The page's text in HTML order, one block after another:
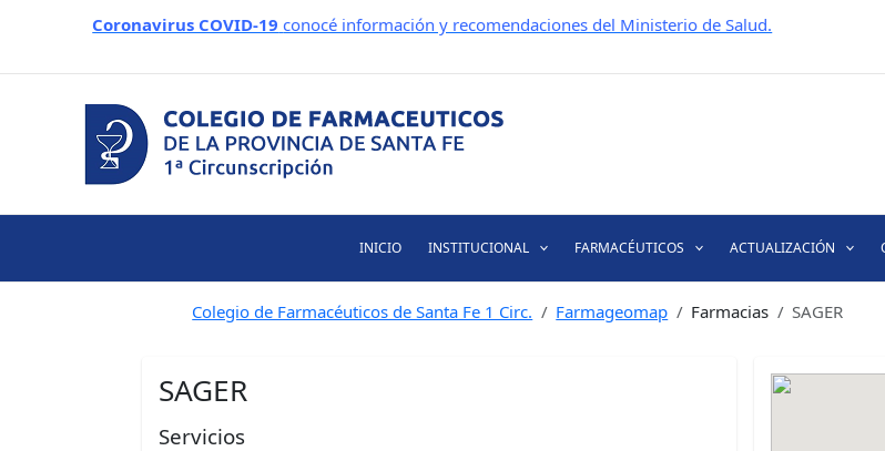
Coronavirus COVID-19 conocé información y recomendaciones del Ministerio de Salud.
INICIO INSTITUCIONAL FARMACÉUTICOS ACTUALIZACIÓN
Colegio de Farmacéuticos de Santa Fe 1 Circ. Farmageomap Farmacias SAGER
SAGER
Servicios